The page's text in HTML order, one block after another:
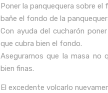
Poner la panquequera sobre
bañe el fondo de la
Con ayuda del cucharón
que cubra bien el fondo.
Asegurarnos que la masa no
bien finas.
El excedente volcarlo